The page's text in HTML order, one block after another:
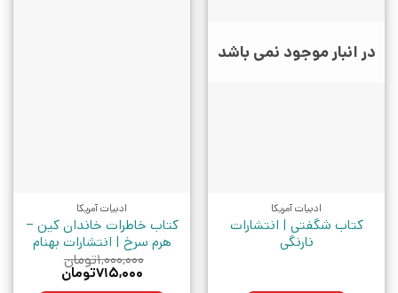
در انبار موجود نمی باشد
ادبیات آمریکا
کتاب شگفتی | انتشارات
نارنگی
ادبیات آمریکا
کتاب خاطرات خاندان کین –
هرم سرخ | انتشارات بهنام
۱,۰۰۰,۰۰۰تومان
قیمت
۷۱۵,۰۰۰تومان